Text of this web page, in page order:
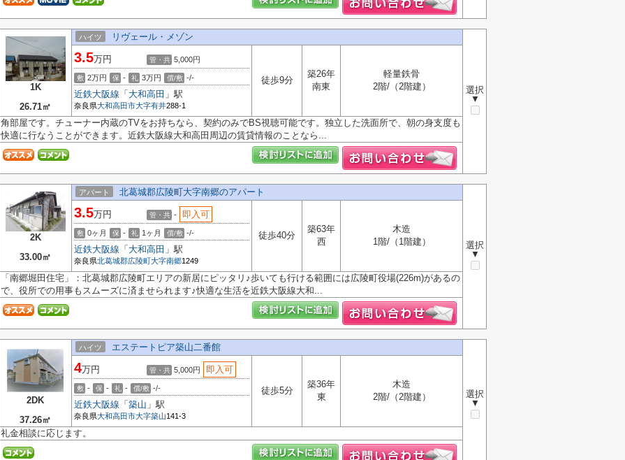
1K
26.71㎡
ハイツ リヴェール・メゾン
選択
▼
3.5万円 管・共 5,000円
敷 2万円 保 - 礼 3万円 償/敷 -/-
近鉄大阪線 「 大和高田 」駅
奈良県大和高田市大字有井288-1
徒歩9分
築26年
南東
軽量鉄骨
2階/（2階建）
角部屋です。チューナー内蔵のTVをお持ちなら、契約のみでBS視聴可能です。独立した洗面所で、朝の身支度も
快適に行なうことができます。近鉄大阪線大和高田周辺の賃貸情報のことなら...
2K
33.00㎡
アパート 北葛城郡広陵町大字南郷のアパート
選択
▼
3.5万円 管・共 - 即入可
敷 0ヶ月 保 - 礼 1ヶ月 償/敷 -/-
近鉄大阪線 「 大和高田 」駅
奈良県北葛城郡広陵町大字南郷1249
徒歩40分
築63年
西
木造
1階/（1階建）
「南郷堀田住宅」：北葛城郡広陵町エリアの新居にピッタリ♪歩いても行ける範囲には広陵町役場(226m)があるの
で、役所での用事もスムーズに済ませられます♪快適な生活を近鉄大阪線大和...
2DK
37.26㎡
ハイツ エステートピア築山二番館
選択
▼
4万円 管・共 5,000円 即入可
敷 - 保 - 礼 - 償/敷 -/-
近鉄大阪線 「 築山 」駅
奈良県大和高田市大字築山141-3
徒歩5分
築36年
東
木造
2階/（2階建）
礼金相談に応じます。